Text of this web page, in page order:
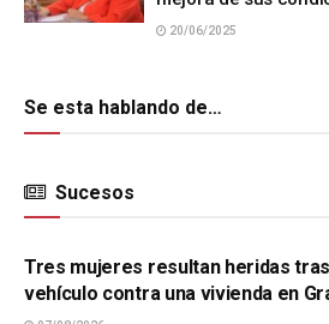
20/06/2025
Se esta hablando de…
Sucesos
SUCESOS
Tres mujeres resultan heridas
vehículo contra una vivienda en